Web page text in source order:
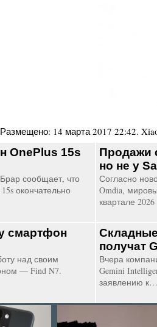
14 марта 2017 22:42.
OnePlus 15s
сообщает, что
окончательно
Продажи
но не у
Согласно
Omdia,
квартале
смартфон
над своим
— Find N7.
получат
Вчера
Gemini
заявлению к…